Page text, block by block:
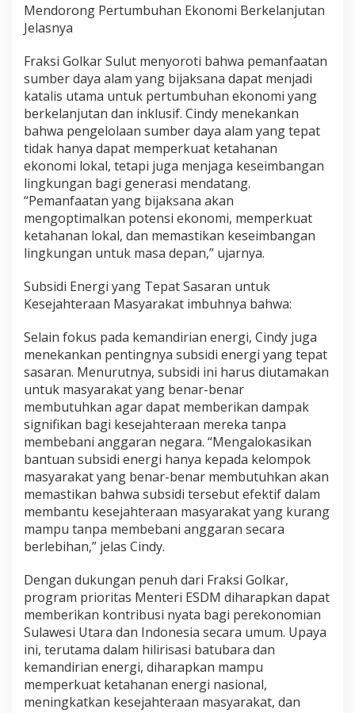
Mendorong Pertumbuhan Ekonomi Berkelanjutan
Jelasnya
Fraksi Golkar Sulut menyoroti bahwa pemanfaatan
sumber daya alam yang bijaksana dapat menjadi
katalis utama untuk pertumbuhan ekonomi yang
berkelanjutan dan inklusif. Cindy menekankan
bahwa pengelolaan sumber daya alam yang tepat
tidak hanya dapat memperkuat ketahanan
ekonomi lokal, tetapi juga menjaga keseimbangan
lingkungan bagi generasi mendatang.
“Pemanfaatan yang bijaksana akan
mengoptimalkan potensi ekonomi, memperkuat
ketahanan lokal, dan memastikan keseimbangan
lingkungan untuk masa depan,” ujarnya.
Subsidi Energi yang Tepat Sasaran untuk
Kesejahteraan Masyarakat imbuhnya bahwa:
Selain fokus pada kemandirian energi, Cindy juga
menekankan pentingnya subsidi energi yang tepat
sasaran. Menurutnya, subsidi ini harus diutamakan
untuk masyarakat yang benar-benar
membutuhkan agar dapat memberikan dampak
signifikan bagi kesejahteraan mereka tanpa
membebani anggaran negara. “Mengalokasikan
bantuan subsidi energi hanya kepada kelompok
masyarakat yang benar-benar membutuhkan akan
memastikan bahwa subsidi tersebut efektif dalam
membantu kesejahteraan masyarakat yang kurang
mampu tanpa membebani anggaran secara
berlebihan,” jelas Cindy.
Dengan dukungan penuh dari Fraksi Golkar,
program prioritas Menteri ESDM diharapkan dapat
memberikan kontribusi nyata bagi perekonomian
Sulawesi Utara dan Indonesia secara umum. Upaya
ini, terutama dalam hilirisasi batubara dan
kemandirian energi, diharapkan mampu
memperkuat ketahanan energi nasional,
meningkatkan kesejahteraan masyarakat, dan